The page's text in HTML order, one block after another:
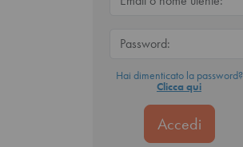
Hai dimenticato la password?
Clicca qui